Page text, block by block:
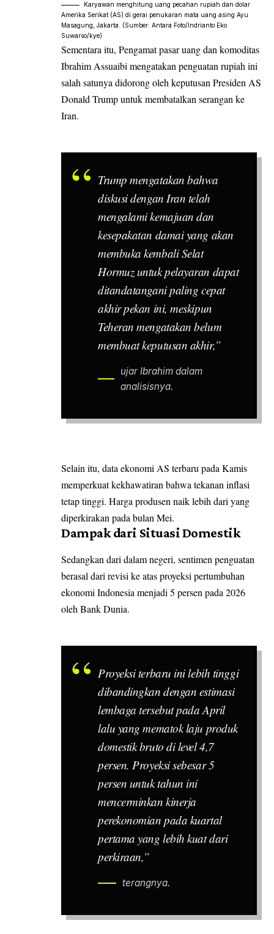
Karyawan menghitung uang pecahan rupiah dan dolar
Amerika Serikat (AS) di gerai penukaran mata uang asing Ayu
Masagung, Jakarta. (Sumber: Antara Foto/Indrianto Eko
Suwarso/kye)
Sementara itu, Pengamat pasar uang dan komoditas
Ibrahim Assuaibi mengatakan penguatan rupiah ini
salah satunya didorong oleh keputusan Presiden AS
Donald Trump untuk membatalkan serangan ke
Iran.
Trump mengatakan bahwa
diskusi dengan Iran telah
mengalami kemajuan dan
kesepakatan damai yang akan
membuka kembali Selat
Hormuz untuk pelayaran dapat
ditandatangani paling cepat
akhir pekan ini, meskipun
Teheran mengatakan belum
membuat keputusan akhir,”
ujar Ibrahim dalam
analisisnya.
Selain itu, data ekonomi AS terbaru pada Kamis
memperkuat kekhawatiran bahwa tekanan inflasi
tetap tinggi. Harga produsen naik lebih dari yang
diperkirakan pada bulan Mei.
Dampak dari Situasi Domestik
Sedangkan dari dalam negeri, sentimen penguatan
berasal dari revisi ke atas proyeksi pertumbuhan
ekonomi Indonesia menjadi 5 persen pada 2026
oleh Bank Dunia.
Proyeksi terbaru ini lebih tinggi
dibandingkan dengan estimasi
lembaga tersebut pada April
lalu yang mematok laju produk
domestik bruto di level 4,7
persen. Proyeksi sebesar 5
persen untuk tahun ini
mencerminkan kinerja
perekonomian pada kuartal
pertama yang lebih kuat dari
perkiraan,”
terangnya.